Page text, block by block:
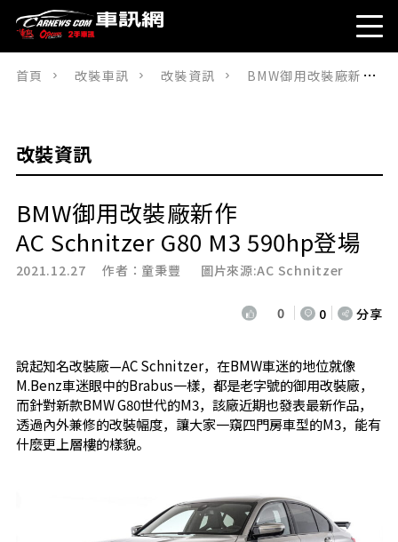
首頁 改裝車訊 改裝資訊 BMW御用改裝廠新作AC Schnitzer G80 M3 590hp登場
改裝資訊
BMW御用改裝廠新作
AC Schnitzer G80 M3 590hp登場
2021.12.27 作者： 童秉豐 圖片來源:AC Schnitzer
0 0 分享
說起知名改裝廠—AC Schnitzer，在BMW車迷的地位就像
M.Benz車迷眼中的Brabus一樣，都是老字號的御用改裝廠，
而針對新款BMW G80世代的M3，該廠近期也發表最新作品，
透過內外兼修的改裝幅度，讓大家一窺四門房車型的M3，能有
什麼更上層樓的樣貌。